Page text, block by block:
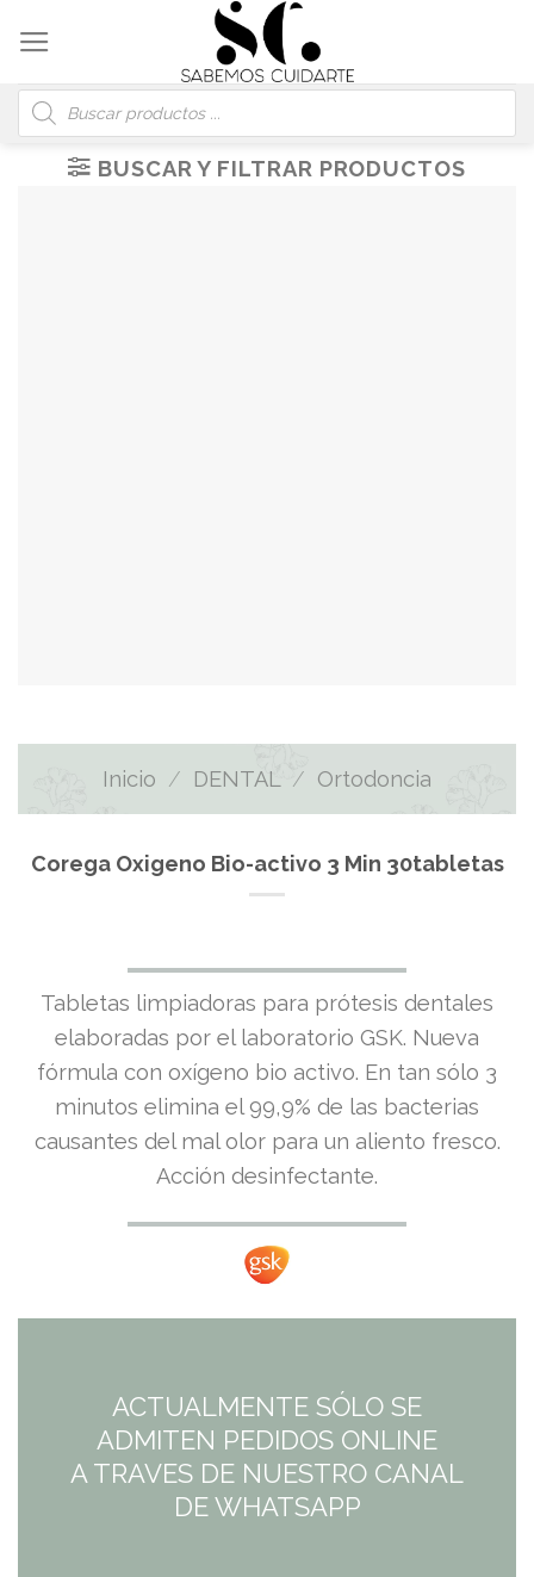
content
Búsqueda
de
productos
BUSCAR Y FILTRAR PRODUCTOS
Inicio / DENTAL / Ortodoncia
Corega Oxigeno Bio-activo 3 Min 30tabletas
Tabletas limpiadoras para prótesis dentales
elaboradas por el laboratorio GSK. Nueva
fórmula con oxígeno bio activo. En tan sólo 3
minutos elimina el 99,9% de las bacterias
causantes del mal olor para un aliento fresco.
Acción desinfectante.
ACTUALMENTE SÓLO SE
ADMITEN PEDIDOS ONLINE
A TRAVES DE NUESTRO CANAL
DE WHATSAPP